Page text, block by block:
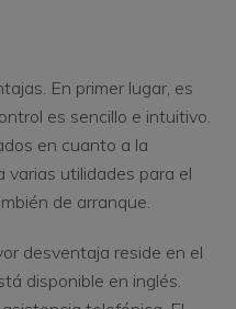
En primer lugar, es
es sencillo e intuitivo.
en cuanto a la
utilidades para el
de arranque.
desventaja reside en el
disponible en inglés.